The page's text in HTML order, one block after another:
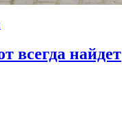
всегда найдет